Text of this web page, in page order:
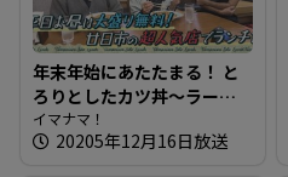
年末年始にあたたまる！ と
ろりとしたカツ丼～ラーメ
ン・中華 哲【たまにはそと
ランチ】
イマナマ！
20205年12月16日放送